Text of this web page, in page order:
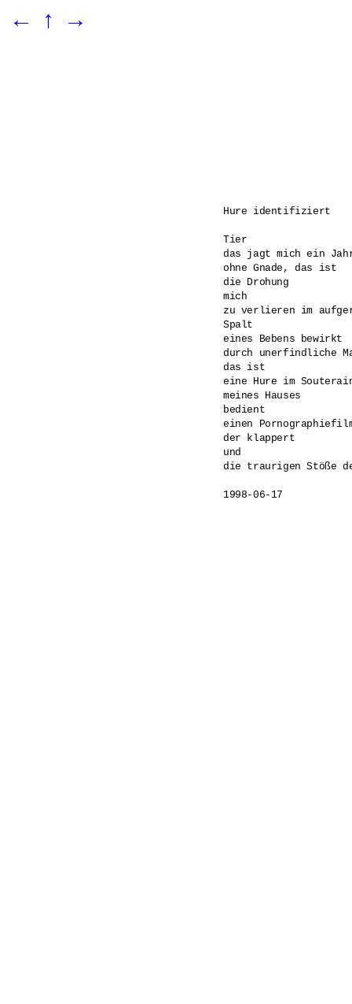
← ↑ →
Hure identifiziert
Tier
das jagt mich ein
ohne Gnade, das ist
die Drohung
mich
zu verlieren im
Spalt
eines Bebens bewirkt
durch unerfindliche
das ist
eine Hure im
meines Hauses
bedient
einen
der klappert
und
die traurigen Stöße
1998-06-17